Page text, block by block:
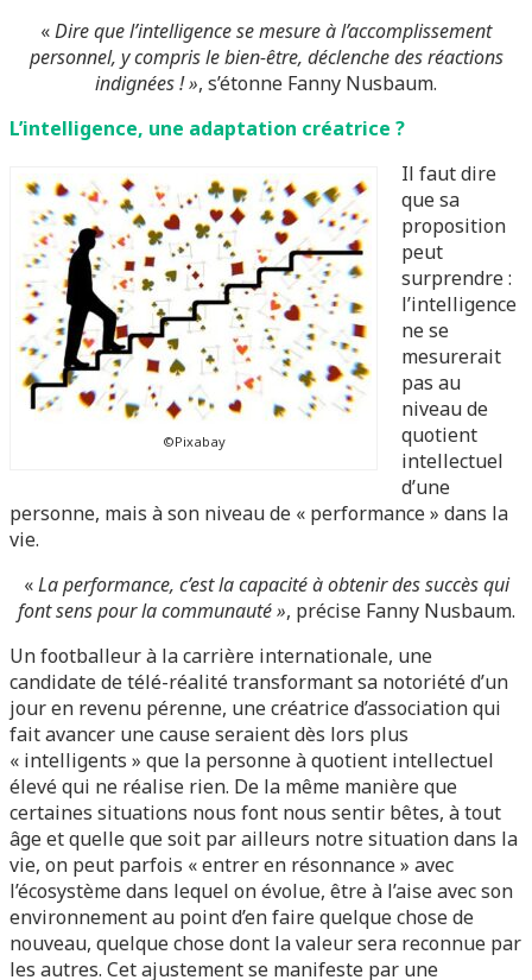
«Dire que l’intelligence se mesure à l’accomplissement
personnel, y compris le bien-être, déclenche des réactions
indignées ! », s’étonne Fanny Nusbaum.
L’intelligence, une adaptation créatrice ?
©Pixabay
Il faut dire
que sa
proposition
peut
surprendre :
l’intelligence
ne se
mesurerait
pas au
niveau de
quotient
intellectuel
d’une
personne, mais à son niveau de « performance » dans la
vie.
«La performance, c’est la capacité à obtenir des succès qui
font sens pour la communauté », précise Fanny Nusbaum.
Un footballeur à la carrière internationale, une
candidate de télé-réalité transformant sa notoriété d’un
jour en revenu pérenne, une créatrice d’association qui
fait avancer une cause seraient dès lors plus
« intelligents » que la personne à quotient intellectuel
élevé qui ne réalise rien. De la même manière que
certaines situations nous font nous sentir bêtes, à tout
âge et quelle que soit par ailleurs notre situation dans la
vie, on peut parfois « entrer en résonnance » avec
l’écosystème dans lequel on évolue, être à l’aise avec son
environnement au point d’en faire quelque chose de
nouveau, quelque chose dont la valeur sera reconnue par
les autres. Cet ajustement se manifeste par une